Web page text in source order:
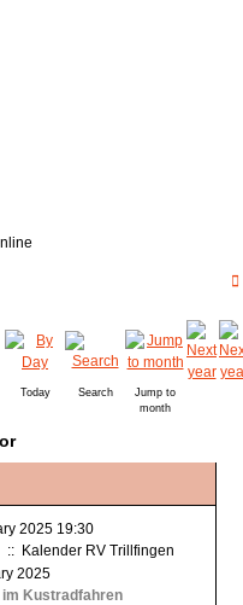
Today Search
Jump to
month
2025 19:30
:: Kalender RV Trillfingen
2025
Kustradfahren